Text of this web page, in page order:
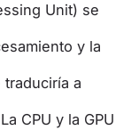
Unit) se
y la
traduciría a
CPU y la GPU